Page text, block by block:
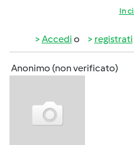
In
Accedi o registrati
Anonimo (non verificato)